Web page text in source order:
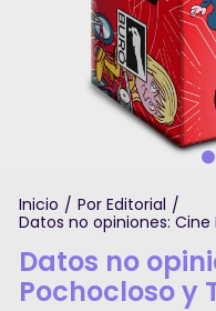
Inicio / Por Editorial /
Datos no opiniones:
Datos no
Pochocloso y